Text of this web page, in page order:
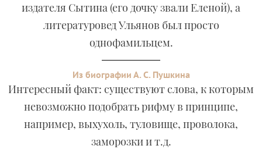
издателя Сытина (его дочку звали Еленой), а
литературовед Ульянов был просто
однофамильцем.
Из биографии А. С. Пушкина
Интересный факт: существуют слова, к которым
невозможно подобрать рифму в принципе,
например, выхухоль, туловище, проволока,
заморозки и т.д.